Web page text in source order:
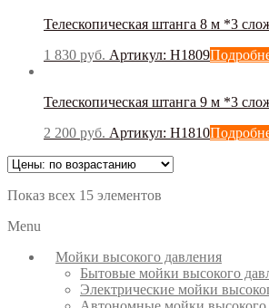
Телескопическая штанга 8 м *3
1 830 руб. Артикул: Н1809
Телескопическая штанга 9 м *3
2 200 руб. Артикул: Н1810
Показ всех 15 элементов
Menu
Мойки высокого давления
Бытовые мойки высокого
Электрические мойки